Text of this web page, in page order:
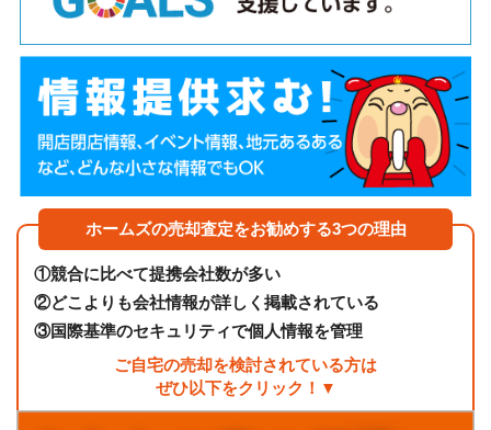
ホームズの売却査定をお勧めする3つの理由
①競合に比べて提携会社数が多い
②どこよりも会社情報が詳しく掲載されている
③国際基準のセキュリティで個人情報を管理
ご自宅の売却を検討されている方は
ぜひ以下をクリック！▼